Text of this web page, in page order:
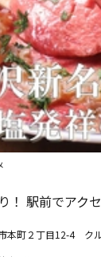
！ 駅前でアク
本町２丁目12-4 ク